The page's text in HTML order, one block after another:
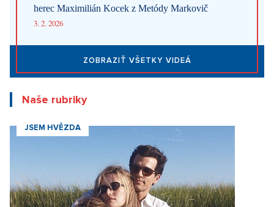
herec Maximilián Kocek z Metódy Markovič
3. 2. 2026
ZOBRAZIŤ VŠETKY VIDEÁ
Naše rubriky
JSEM HVĚZDA